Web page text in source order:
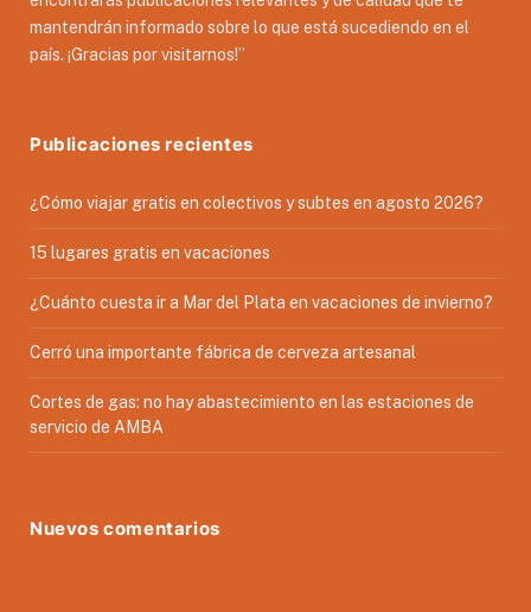
mantendrán informado sobre lo que está sucediendo en el
país. ¡Gracias por visitarnos!”
Publicaciones recientes
¿Cómo viajar gratis en colectivos y subtes en agosto 2026?
15 lugares gratis en vacaciones
¿Cuánto cuesta ir a Mar del Plata en vacaciones de invierno?
Cerró una importante fábrica de cerveza artesanal
Cortes de gas: no hay abastecimiento en las estaciones de
servicio de AMBA
Nuevos comentarios